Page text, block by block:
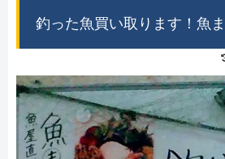
釣った魚買い取ります！魚